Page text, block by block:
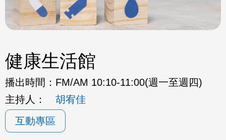
健康生活館
播出時間： FM/AM 10:10-11:00(週一至週四)
主持人：
胡宥佳
互動專區